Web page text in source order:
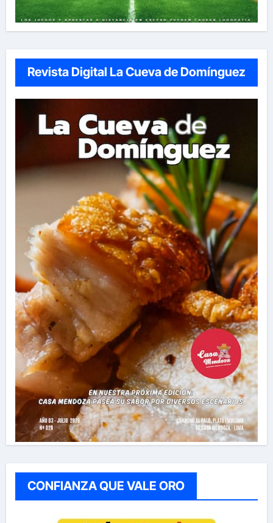
Revista Digital La Cueva de Domínguez
CONFIANZA QUE VALE ORO